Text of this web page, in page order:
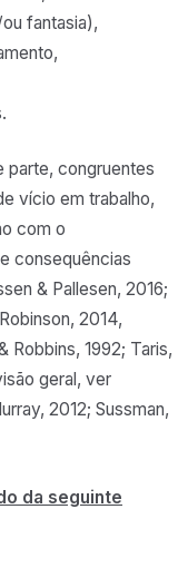
fantasia),
parte, congruentes
vício em trabalho,
com o
consequências
& Pallesen, 2016;
2014,
Robbins, 1992; Taris,
geral, ver
2012; Sussman,
da seguinte